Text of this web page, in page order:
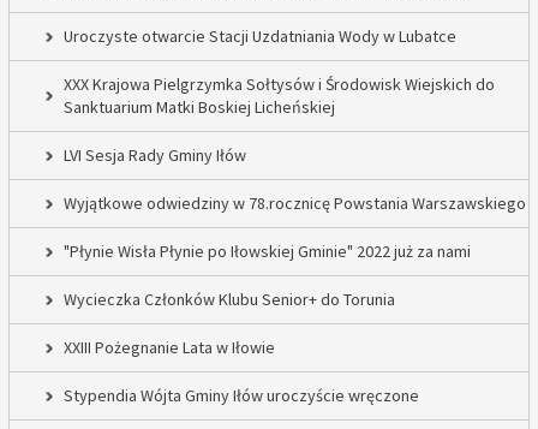
Uroczyste otwarcie Stacji Uzdatniania Wody w Lubatce
XXX Krajowa Pielgrzymka Sołtysów i Środowisk Wiejskich do
Sanktuarium Matki Boskiej Licheńskiej
LVI Sesja Rady Gminy Iłów
Wyjątkowe odwiedziny w 78.rocznicę Powstania Warszawskiego
"Płynie Wisła Płynie po Iłowskiej Gminie" 2022 już za nami
Wycieczka Członków Klubu Senior+ do Torunia
XXIII Pożegnanie Lata w Iłowie
Stypendia Wójta Gminy Iłów uroczyście wręczone